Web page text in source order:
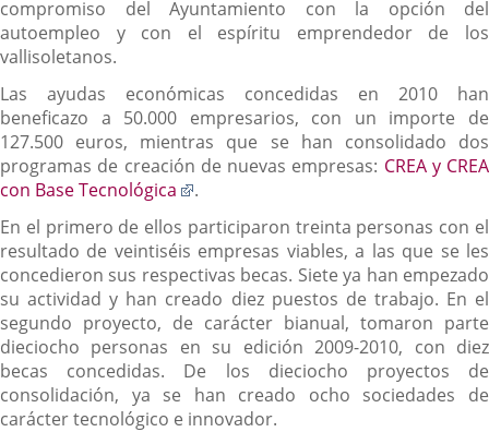
compromiso del Ayuntamiento con la opción del
autoempleo y con el espíritu emprendedor de los
vallisoletanos.
Las ayudas económicas concedidas en 2010 han
beneficazo a 50.000 empresarios, con un importe de
127.500 euros, mientras que se han consolidado dos
programas de creación de nuevas empresas: CREA y CREA
con Base Tecnológica
Enlace
una
aplicación
externa.
.
En el primero de ellos participaron treinta personas con el
resultado de veintiséis empresas viables, a las que se les
concedieron sus respectivas becas. Siete ya han empezado
su actividad y han creado diez puestos de trabajo. En el
segundo proyecto, de carácter bianual, tomaron parte
dieciocho personas en su edición 2009-2010, con diez
becas concedidas. De los dieciocho proyectos de
consolidación, ya se han creado ocho sociedades de
carácter tecnológico e innovador.